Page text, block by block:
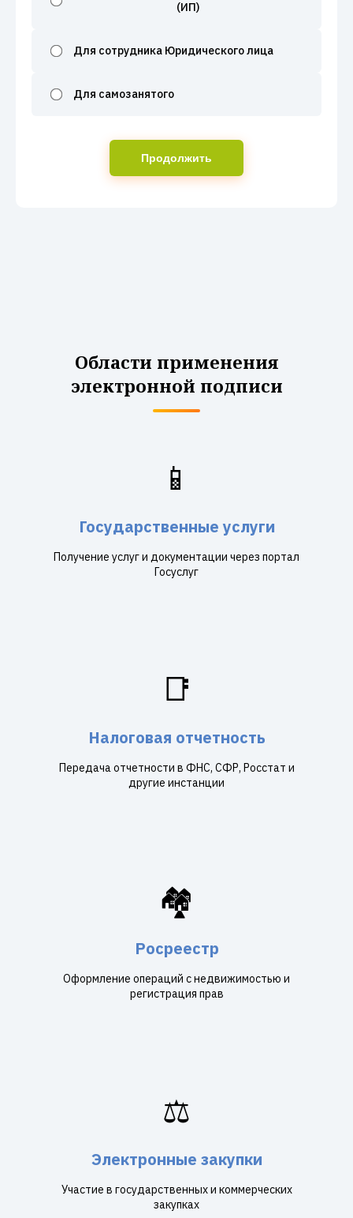
(ИП)
Для сотрудника Юридического лица
Для самозанятого
Продолжить
Области применения
электронной подписи
📱
Государственные услуги
Получение услуг и документации через портал
Госуслуг
📑
Налоговая отчетность
Передача отчетности в ФНС, СФР, Росстат и
другие инстанции
🏘️
Росреестр
Оформление операций с недвижимостью и
регистрация прав
⚖️
Электронные закупки
Участие в государственных и коммерческих
закупках